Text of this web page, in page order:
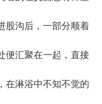
股沟后，一部分顺着
便汇聚在一起，直接
在淋浴中不知不觉的